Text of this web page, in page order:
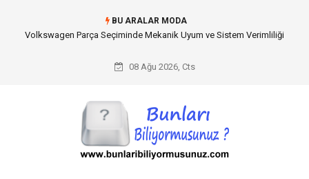
BU ARALAR MODA
Best Wedding Photographer in Turkey Seçimi Nasıl Yapılmalı?
08 Ağu 2026, Cts